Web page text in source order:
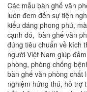
Các mẫu bàn ghế văn
luôn đem đến sự tiện
kiểu dáng phong phú,
cạnh đó, bàn ghế văn
đúng tiêu chuẩn về kích
người Việt Nam giúp
phòng, phòng chống
bàn ghế văn phòng chất
nghiệm hứng thú, hỗ trợ